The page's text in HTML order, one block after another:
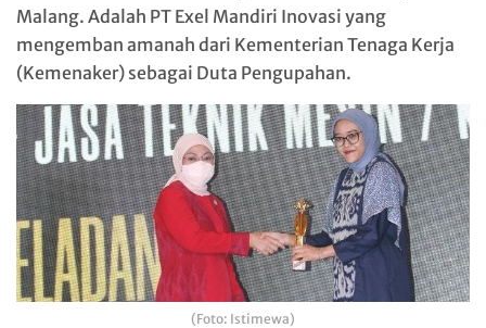
Malang. Adalah PT Exel Mandiri Inovasi yang
mengemban amanah dari Kementerian Tenaga Kerja
(Kemenaker) sebagai Duta Pengupahan.
(Foto: Istimewa)